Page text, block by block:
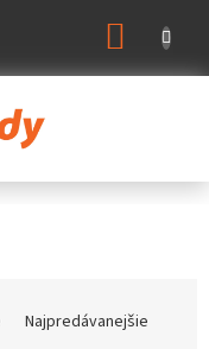
Najpredávanejšie